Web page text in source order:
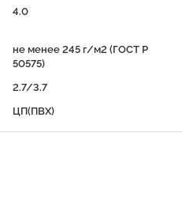
4.0
не менее 245 г/м2 (ГОСТ Р
50575)
2.7/3.7
ЦП(ПВХ)